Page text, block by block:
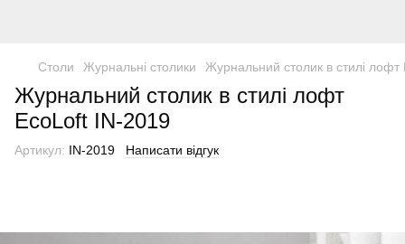
Столи Журнальні столики Журнальний столик в стилі
Журнальний столик в стилі лофт
EcoLoft IN-2019
Артикул: IN-2019 Написати відгук